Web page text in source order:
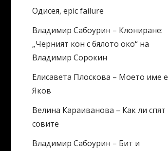
Одисея, epic failure
Владимир Сабоурин – Клониране:
„Черният кон с бялото око“ на
Владимир Сорокин
Елисавета Плоскова – Моето име е
Яков
Велина Караиванова – Как ли спят
совите
Владимир Сабоурин – Бит и